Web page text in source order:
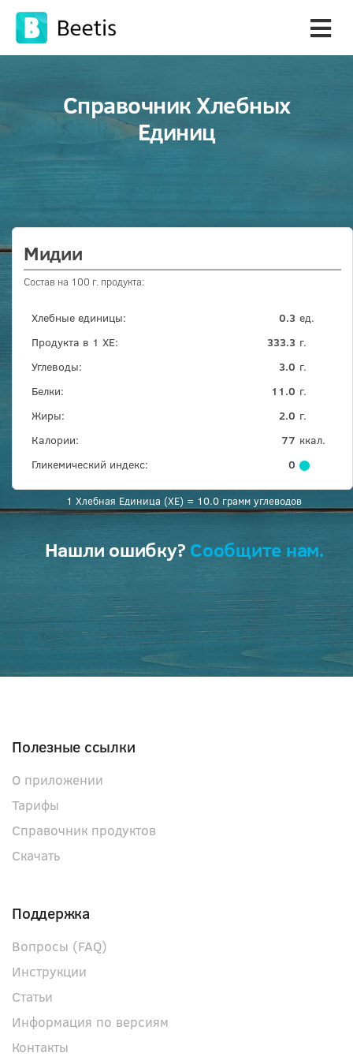
Справочник Хлебных
Единиц
Мидии
Состав на 100 г. продукта:
Хлебные единицы: ед.
0.3
Продукта в 1 ХЕ:
г.
333.3
Углеводы:
г.
3.0
Белки:
г.
11.0
Жиры:
г.
2.0
Калории:
ккал.
77
Гликемический индекс:
0
1 Хлебная Единица (ХЕ) = 10.0 грамм углеводов
Нашли ошибку?Сообщите нам.
Полезные ссылки
О приложении
Тарифы
Справочник продуктов
Скачать
Поддержка
Вопросы (FAQ)
Инструкции
Статьи
Информация по версиям
Контакты